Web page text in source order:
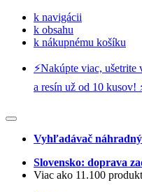
k navigácii
k obsahu
k nákupnému košíku
⚡️Nakúpte viac,
a resín už od 10 kusov!
Vyhľadávač
Slovensko: doprava
Viac ako 11.100